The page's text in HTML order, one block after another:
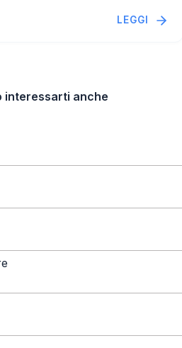
LEGGI
interessarti anche